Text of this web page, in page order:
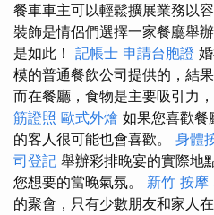
餐車車主可以輕鬆擴展業務以
裝飾是情侶們選擇一家餐廳舉
是如此！ 記帳士 申請台胞證
模的普通餐飲公司提供的，結
而在餐廳，食物是主要吸引力
筋證照 歐式外燴 如果您喜歡餐
的客人很可能也會喜歡。 身體
司登記 舉辦彩排晚宴的實際地
您想要的當晚氣氛。 新竹 按摩
的聚會，只有少數朋友和家人